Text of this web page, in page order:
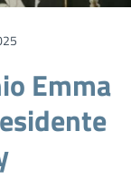
Emma